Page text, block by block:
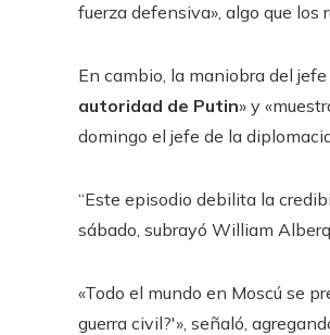
fuerza defensiva», algo que
En cambio, la maniobra del
autoridad de Putin» y
domingo el jefe de la
“Este episodio debilita la
sábado, subrayó William
«Todo el mundo en Moscú se
guerra civil?'», señaló,